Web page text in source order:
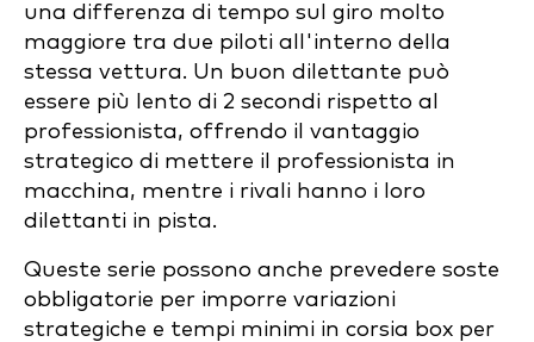
una differenza di tempo sul giro molto
maggiore tra due piloti all'interno della
stessa vettura. Un buon dilettante può
essere più lento di 2 secondi rispetto al
professionista, offrendo il vantaggio
strategico di mettere il professionista in
macchina, mentre i rivali hanno i loro
dilettanti in pista.
Queste serie possono anche prevedere soste
obbligatorie per imporre variazioni
strategiche e tempi minimi in corsia box per